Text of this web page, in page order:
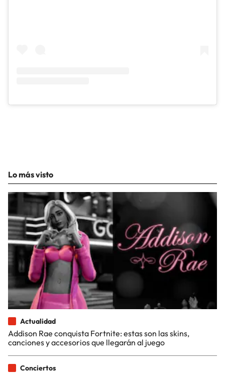
Lo más visto
Actualidad
Addison Rae conquista Fortnite: estas son las skins,
canciones y accesorios que llegarán al juego
Conciertos